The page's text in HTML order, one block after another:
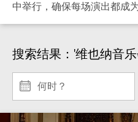
中举行，确保每场演出都成
搜索结果：'维也纳音
何时？